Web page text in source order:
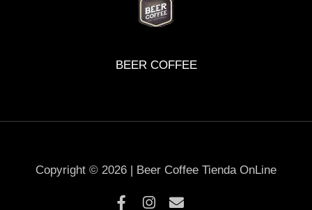
BEER COFFEE
Copyright © 2026 | Beer Coffee Tienda OnLine